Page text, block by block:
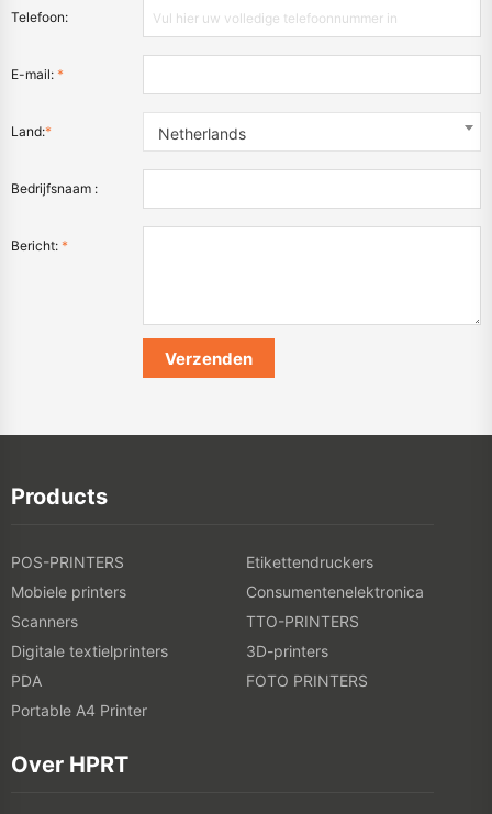
Telefoon:
E-mail: *
Land:* Netherlands
Bedrijfsnaam :
Bericht: *
Products
POS-PRINTERS
Etikettendruckers
Mobiele printers
Consumentenelektronica
Scanners
TTO-PRINTERS
Digitale textielprinters
3D-printers
PDA
FOTO PRINTERS
Portable A4 Printer
Over HPRT